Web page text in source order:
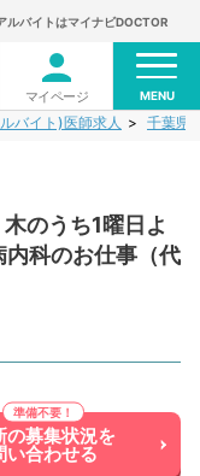
ルバイトはマイナビDOCTOR
マイページ MENU
バイト)医師求人 千葉県
のうち1曜日よ
科のお仕事（代
の募集状況を
い合わせる